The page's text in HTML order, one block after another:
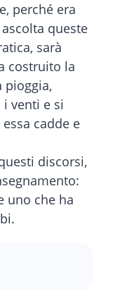
perché era
queste
sarà
costruito la
pioggia,
venti e si
cadde e
discorsi,
uno che ha